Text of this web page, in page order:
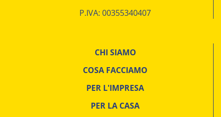
P.IVA: 00355340407
CHI SIAMO
COSA FACCIAMO
PER L'IMPRESA
PER LA CASA